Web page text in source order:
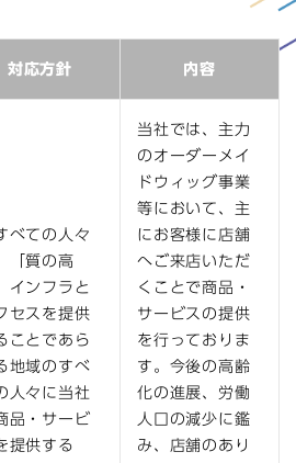
対応方針 内容
べての人々
「質の高
インフラと
セスを提供
ことであら
地域のすべ
人々に当社
品・サービ
提供する
当社では、主力
のオーダーメイ
ドウィッグ事業
等において、主
にお客様に店舗
へご来店いただ
くことで商品・
サービスの提供
を行っておりま
す。今後の高齢
化の進展、労働
人口の減少に鑑
み、店舗のあり
ンラインショップ